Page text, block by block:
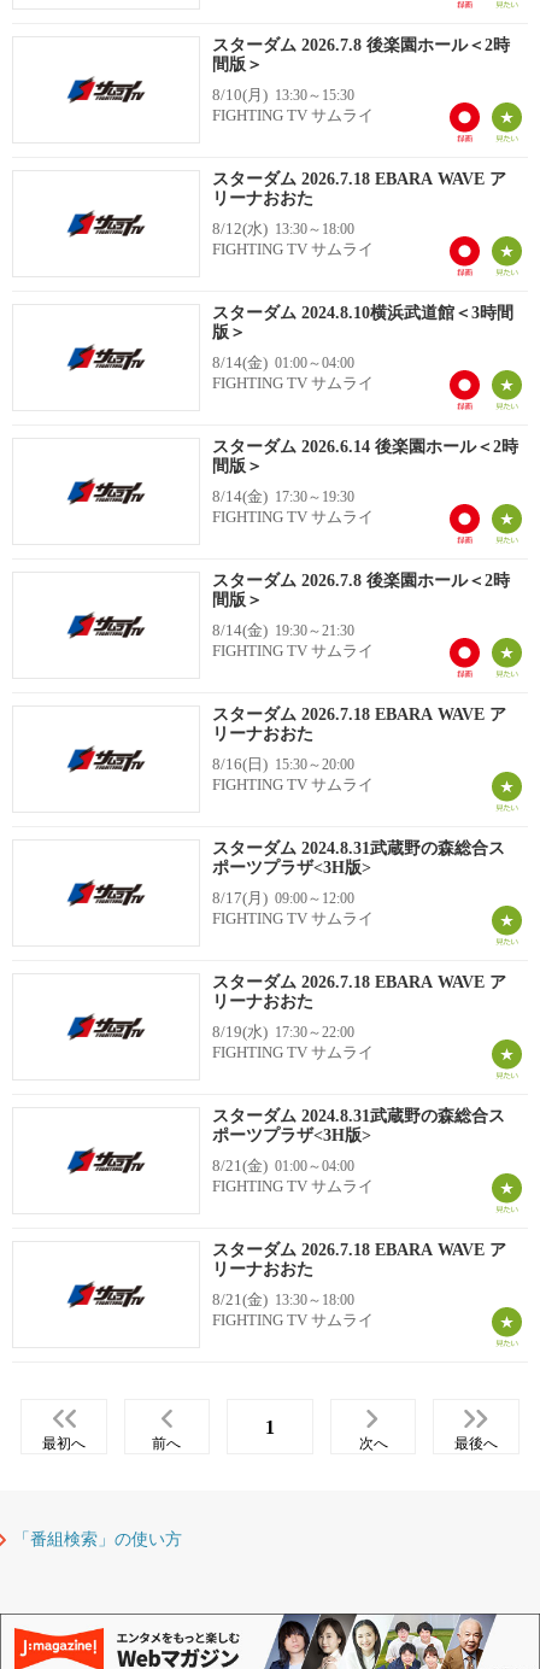
スターダム 2026.7.8 後楽園ホール＜2時
間版＞
8/10(月) 13:30～15:30
FIGHTING TV サムライ
スターダム 2026.7.18 EBARA WAVE ア
リーナおおた
8/12(水) 13:30～18:00
FIGHTING TV サムライ
スターダム 2024.8.10横浜武道館＜3時間
版＞
8/14(金) 01:00～04:00
FIGHTING TV サムライ
スターダム 2026.6.14 後楽園ホール＜2時
間版＞
8/14(金) 17:30～19:30
FIGHTING TV サムライ
スターダム 2026.7.8 後楽園ホール＜2時
間版＞
8/14(金) 19:30～21:30
FIGHTING TV サムライ
スターダム 2026.7.18 EBARA WAVE ア
リーナおおた
8/16(日) 15:30～20:00
FIGHTING TV サムライ
スターダム 2024.8.31武蔵野の森総合ス
ポーツプラザ<3H版>
8/17(月) 09:00～12:00
FIGHTING TV サムライ
スターダム 2026.7.18 EBARA WAVE ア
リーナおおた
8/19(水) 17:30～22:00
FIGHTING TV サムライ
スターダム 2024.8.31武蔵野の森総合ス
ポーツプラザ<3H版>
8/21(金) 01:00～04:00
FIGHTING TV サムライ
スターダム 2026.7.18 EBARA WAVE ア
リーナおおた
8/21(金) 13:30～18:00
FIGHTING TV サムライ
最初へ 前へ
1
次へ 最後へ
「番組検索」の使い方